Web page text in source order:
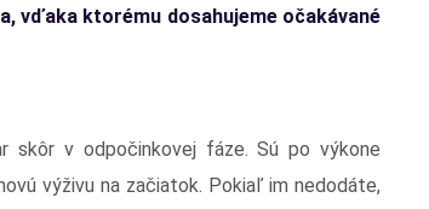
vďaka ktorému dosahujeme očakávané
skôr v odpočinkovej fáze. Sú po výkone
výživu na začiatok. Pokiaľ im nedodáte,